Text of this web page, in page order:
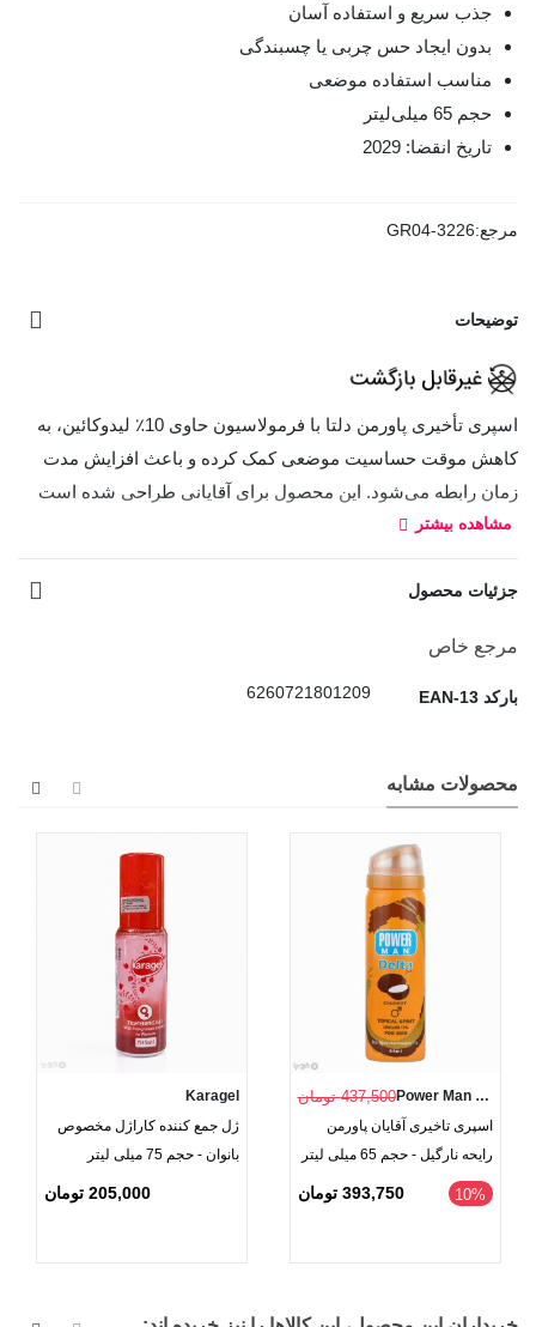
جذب سریع و استفاده آسان
بدون ایجاد حس چربی یا چسبندگی
مناسب استفاده موضعی
حجم 65 میلی‌لیتر
تاریخ انقضا: 2029
مرجع:GR04-3226
توضیحات
اسپری تأخیری پاورمن دلتا با فرمولاسیون حاوی 10٪ لیدوکائین، به
کاهش موقت حساسیت موضعی کمک کرده و باعث افزایش مدت
زمان رابطه می‌شود. این محصول برای آقایانی طراحی شده است
که به دنبال کنترل بیشتر و تجربه‌ای رضایت‌بخش‌تر هستند.
بافت سبک و جذب سریع اسپری، استفاده از آن را آسان کرده و
فراهم می‌کند. تنها کافی است مقدار مناسبی از اسپری را چند دقیقه
زمان توصیه‌شده، در صورت نیاز محل را شست‌وشو دهید.
تمامی رایحه‌ها از نظر عملکرد و فرمولاسیون تأخیری یکسان هستند
میلی‌لیتر و تاریخ انقضای 2029، گزینه‌ای مناسب برای افرادی است
که به دنبال محصولی باکیفیت، مؤثر و کاربردی هستند.
مشاهده بیشتر
جزئیات محصول
مرجع خاص
بارکد EAN-13 6260721801209
محصولات مشابه
Power Man Delta 437,500 تومان
اسپری تاخیری آقایان پاورمن
رایحه نارگیل - حجم 65 میلی لیتر
‎10% 393,750 تومان
Karagel
ژل جمع کننده کاراژل مخصوص
بانوان - حجم 75 میلی‌ لیتر
205,000 تومان